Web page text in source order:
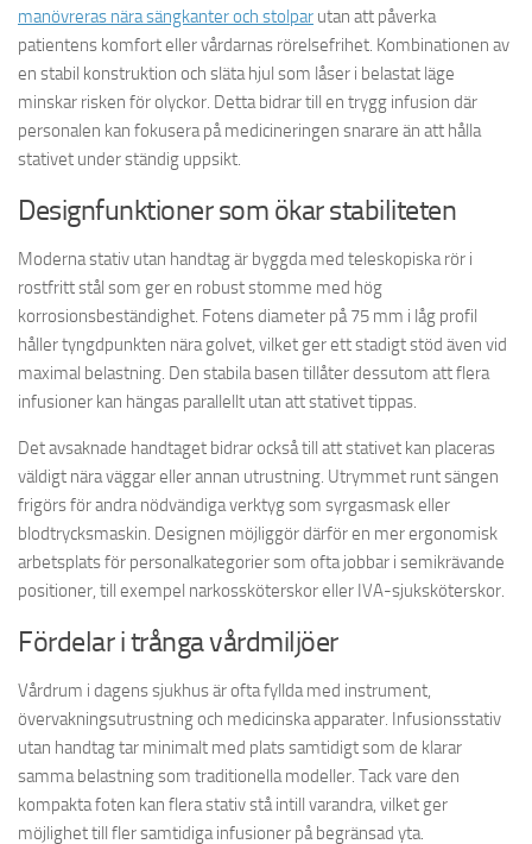
manövreras nära sängkanter och stolpar utan att påverka
patientens komfort eller vårdarnas rörelsefrihet. Kombinationen av
en stabil konstruktion och släta hjul som låser i belastat läge
minskar risken för olyckor. Detta bidrar till en trygg infusion där
personalen kan fokusera på medicineringen snarare än att hålla
stativet under ständig uppsikt.
Designfunktioner som ökar stabiliteten
Moderna stativ utan handtag är byggda med teleskopiska rör i
rostfritt stål som ger en robust stomme med hög
korrosionsbeständighet. Fotens diameter på 75 mm i låg profil
håller tyngdpunkten nära golvet, vilket ger ett stadigt stöd även vid
maximal belastning. Den stabila basen tillåter dessutom att flera
infusioner kan hängas parallellt utan att stativet tippas.
Det avsaknade handtaget bidrar också till att stativet kan placeras
väldigt nära väggar eller annan utrustning. Utrymmet runt sängen
frigörs för andra nödvändiga verktyg som syrgasmask eller
blodtrycksmaskin. Designen möjliggör därför en mer ergonomisk
arbetsplats för personalkategorier som ofta jobbar i semikrävande
positioner, till exempel narkossköterskor eller IVA-sjuksköterskor.
Fördelar i trånga vårdmiljöer
Vårdrum i dagens sjukhus är ofta fyllda med instrument,
övervakningsutrustning och medicinska apparater. Infusionsstativ
utan handtag tar minimalt med plats samtidigt som de klarar
samma belastning som traditionella modeller. Tack vare den
kompakta foten kan flera stativ stå intill varandra, vilket ger
möjlighet till fler samtidiga infusioner på begränsad yta.